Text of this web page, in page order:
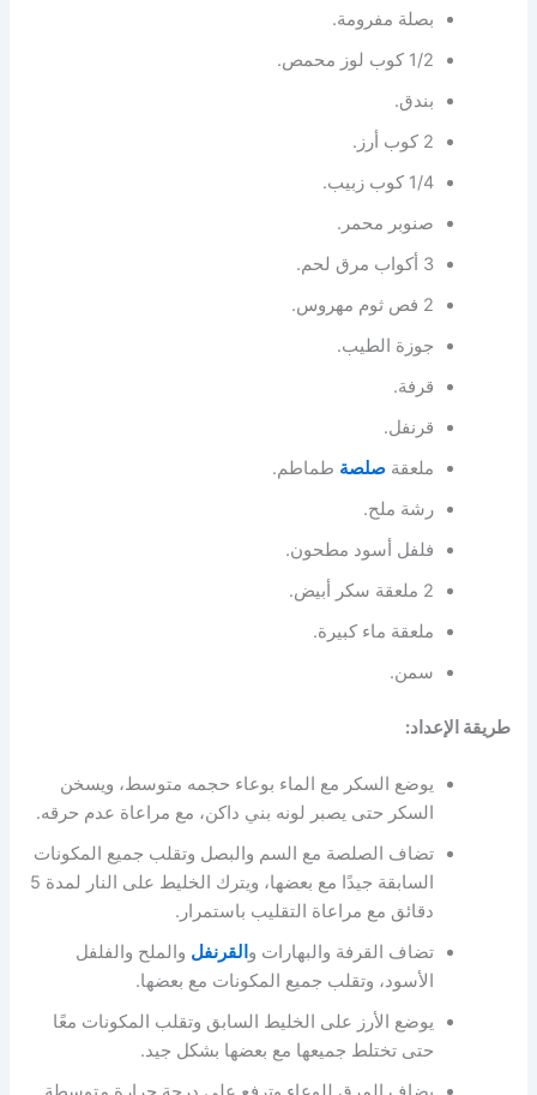
بصلة مفرومة.
1/2 كوب لوز محمص.
بندق.
2 كوب أرز.
1/4 كوب زبيب.
صنوبر محمر.
3 أكواب مرق لحم.
2 فص ثوم مهروس.
جوزة الطيب.
قرفة.
قرنفل.
ملعقةصلصة طماطم.
رشة ملح.
فلفل أسود مطحون.
2 ملعقة سكر أبيض.
ملعقة ماء كبيرة.
سمن.
طريقة الإعداد:
يوضع السكر مع الماء بوعاء حجمه متوسط، ويسخن
السكر حتى يصبر لونه بني داكن، مع مراعاة عدم حرقه.
تضاف الصلصة مع السم والبصل وتقلب جميع المكونات
السابقة جيدًا مع بعضها، ويترك الخليط على النار لمدة 5
دقائق مع مراعاة التقليب باستمرار.
تضاف القرفة والبهارات و القرنفل والملح والفلفل
الأسود، وتقلب جميع المكونات مع بعضها.
يوضع الأرز على الخليط السابق وتقلب المكونات معًا
حتى تختلط جميعها مع بعضها بشكل جيد.